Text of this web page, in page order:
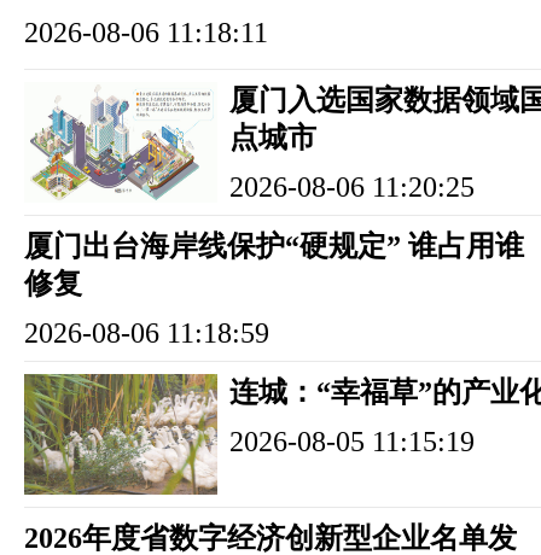
2026-08-06 11:18:11
厦门入选国家数据领域
点城市
2026-08-06 11:20:25
厦门出台海岸线保护“硬规定” 谁占用谁
修复
2026-08-06 11:18:59
连城：“幸福草”的产业
2026-08-05 11:15:19
2026年度省数字经济创新型企业名单发